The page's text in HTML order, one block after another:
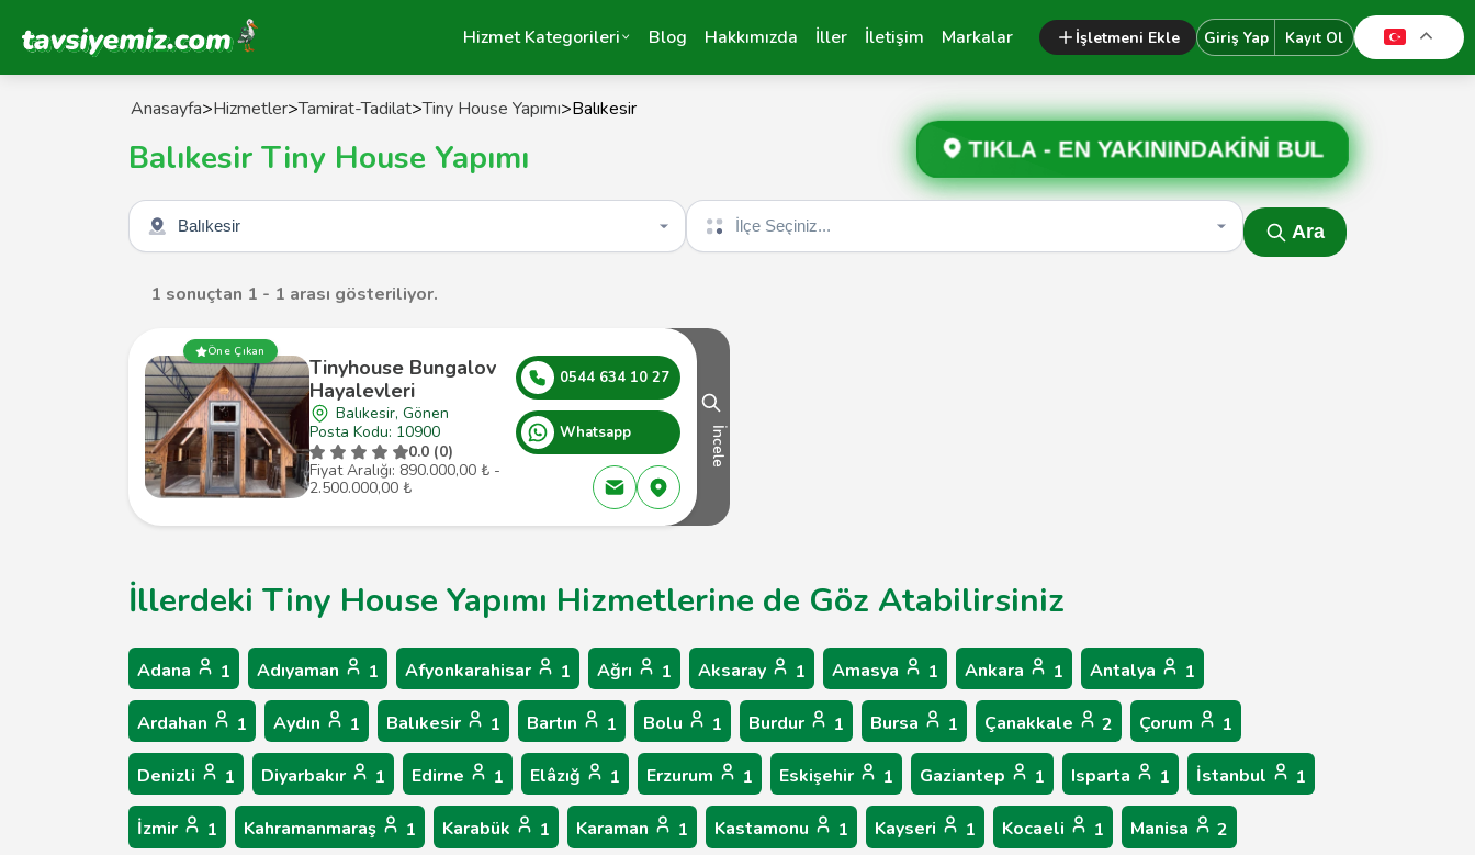
Tavsiyemiz Anasayfa Hizmet Kategorileri Blog Hakkımızda İller İletişim Markalar İşletmeni Ekle Giriş Yap Kayıt Ol
Anasayfa>Hizmetler>Tamirat-Tadilat>Tiny House Yapımı>Balıkesir
Balıkesir Tiny House Yapımı TIKLA - EN YAKININDAKİNİ BUL
Şehir seçin İlçe seçin
Ara
1 sonuçtan 1 - 1 arası gösteriliyor.
Öne Çıkan
Tinyhouse Bungalov
Hayalevleri
Balıkesir, Gönen
Posta Kodu: 10900
0.0 (0)
Fiyat Aralığı: 890.000,00 ₺ -
2.500.000,00 ₺
0544 634 10 27
Whatsapp İncele
İllerdeki Tiny House Yapımı Hizmetlerine de Göz Atabilirsiniz
Adana 1 Adıyaman 1 Afyonkarahisar 1 Ağrı 1 Aksaray 1 Amasya 1 Ankara 1 Antalya 1
Ardahan 1 Aydın 1 Balıkesir 1 Bartın 1 Bolu 1 Burdur 1 Bursa 1 Çanakkale 2 Çorum 1
Denizli 1 Diyarbakır 1 Edirne 1 Elâzığ 1 Erzurum 1 Eskişehir 1 Gaziantep 1 Isparta 1 İstanbul 1
İzmir 1 Kahramanmaraş 1 Karabük 1 Karaman 1 Kastamonu 1 Kayseri 1 Kocaeli 1 Manisa 2